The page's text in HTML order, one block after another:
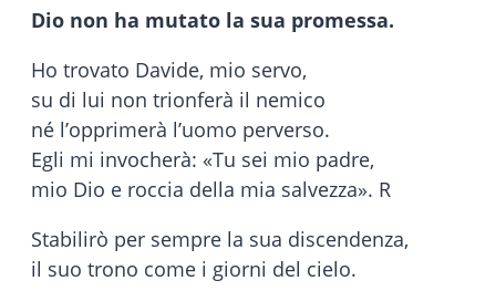
Dio non ha mutato la sua promessa.
Ho trovato Davide, mio servo,
su di lui non trionferà il nemico
né l’opprimerà l’uomo perverso.
Egli mi invocherà: «Tu sei mio padre,
mio Dio e roccia della mia salvezza». R
Stabilirò per sempre la sua discendenza,
il suo trono come i giorni del cielo.